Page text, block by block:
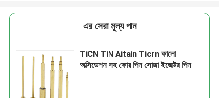
এর সেরা মূল্য পান
TiCN TiN Aitain Ticrn কালো
অক্সিডেশন সহ কোর পিন সোজা ইজেক্টর পিন